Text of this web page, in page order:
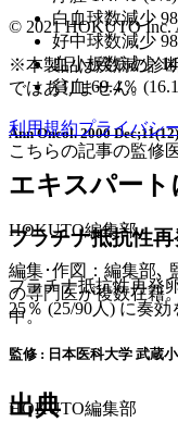
© 2021 HOKUTO Inc.
※本製品は疾病の診
ではありません。
利用規約プライバシ
こちらの記事の監修
HOKUTO編集部
編集･作図：編集部､
の専門医が複数在籍
中。
HOKUTO編集部
白血球数減少
好中球数減少
血小板数減少
貧血 69.4％
Ann Oncol. 2000
エキスパー
プラチナ抵抗性
プラチナ抵抗性再発
25％ (25/90人) に奏
監修 : 日本医科大学 武蔵
出典